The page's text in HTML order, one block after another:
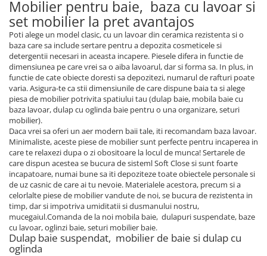
Mobilier pentru baie, baza cu lavoar si
set mobilier la pret avantajos
Poti alege un model clasic, cu un lavoar din ceramica rezistenta si o
baza care sa include sertare pentru a depozita cosmeticele si
detergentii necesari in aceasta incapere. Piesele difera in functie de
dimensiunea pe care vrei sa o aiba lavoarul, dar si forma sa. In plus, in
functie de cate obiecte doresti sa depozitezi, numarul de rafturi poate
varia. Asigura-te ca stii dimensiunile de care dispune baia ta si alege
piesa de mobilier potrivita spatiului tau (dulap baie, mobila baie cu
baza lavoar, dulap cu oglinda baie pentru o una organizare, seturi
mobilier).
Daca vrei sa oferi un aer modern baii tale, iti recomandam baza lavoar.
Minimaliste, aceste piese de mobilier sunt perfecte pentru incaperea in
care te relaxezi dupa o zi obositoare la locul de munca! Sertarele de
care dispun acestea se bucura de sisteml Soft Close si sunt foarte
incapatoare, numai bune sa iti depoziteze toate obiectele personale si
de uz casnic de care ai tu nevoie. Materialele acestora, precum si a
celorlalte piese de mobilier vandute de noi, se bucura de rezistenta in
timp, dar si impotriva umiditatii si dusmanului nostru,
mucegaiul.Comanda de la noi mobila baie, dulapuri suspendate, baze
cu lavoar, oglinzi baie, seturi mobilier baie.
Dulap baie suspendat, mobilier de baie si dulap cu
oglinda